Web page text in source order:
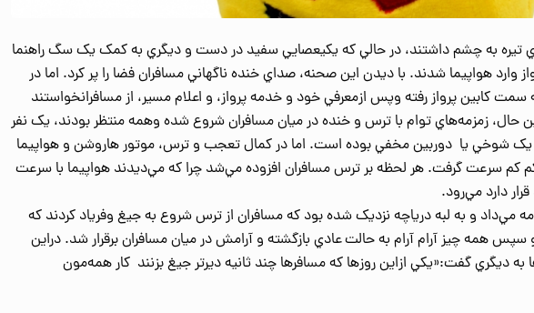
تيره به چشم داشتند، در حالي که يکيعصايي سفيد در دست و ديگري به کمک يک سگ راهنما
وارد هواپيما شدند. با دیدن این صحنه، صداي خنده ناگهاني مسافران فضا را پر کرد. اما در
کابين پرواز رفته وپس ازمعرفي خود و خدمه پرواز، و اعلام مسير، از مسافرانخواستند
حال، زمزمه‌هاي توام با ترس و خنده در ميان مسافران شروع شده وهمه منتظر بودند، يک نفر
يک شوخي يا دوربين مخفي بوده است. اما در کمال تعجب و ترس، موتور هاروشن و هواپيما
کم سرعت گرفت. هر لحظه بر ترس مسافران افزوده مي‌شد چرا که مي‌ديدند هواپيما با سرعت
دارد مي‌رود.
مي‌داد و به لبه درياچه نزدیک شده بود که مسافران از ترس شروع به جيغ وفرياد کردند که
سپس همه چيز آرام آرام به حالت عادي بازگشته و آرامش در ميان مسافران برقرار شد. دراين
به ديگري گفت:«يکي ازاین روزها که مسافرها چند ثانيه ديرتر جيغ بزنند کار همه‌مون